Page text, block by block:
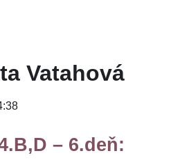
Vatahová
– 6.deň: